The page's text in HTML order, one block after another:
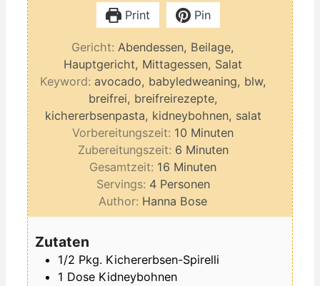
Print Pin
Gericht: Abendessen, Beilage,
Hauptgericht, Mittagessen, Salat
Keyword: avocado, babyledweaning, blw,
breifrei, breifreirezepte,
kichererbsenpasta, kidneybohnen, salat
Vorbereitungszeit: 10 Minuten
Minuten
Zubereitungszeit: 6Minuten
Minuten
Gesamtzeit: 16 Minuten
Minuten
Servings: 4 Personen
Author: Hanna Bose
Zutaten
1/2 Pkg. Kichererbsen-Spirelli
1 Dose Kidneybohnen